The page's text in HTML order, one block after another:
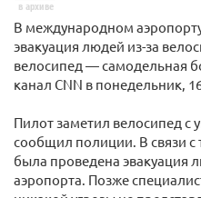
в архиве
В международном
эвакуация людей из-за
велосипед — самодельная
канал CNN в понедельник,
Пилот заметил велосипед с
сообщил полиции. В связи с
была проведена эвакуация
аэропорта. Позже